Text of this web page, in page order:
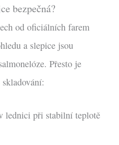
bezpečná?
od oficiálních farem
a slepice jsou
Přesto je
lednici při stabilní teplotě